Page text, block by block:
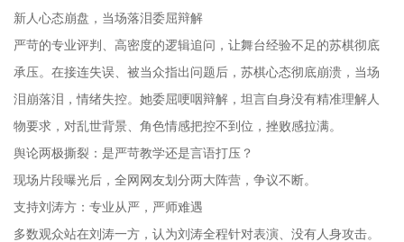
新人心态崩盘，当场落泪委屈辩解
严苛的专业评判、高密度的逻辑追问，让舞台经验不足的苏棋彻底
承压。在接连失误、被当众指出问题后，苏棋心态彻底崩溃，当场
泪崩落泪，情绪失控。她委屈哽咽辩解，坦言自身没有精准理解人
物要求，对乱世背景、角色情感把控不到位，挫败感拉满。
舆论两极撕裂：是严苛教学还是言语打压？
现场片段曝光后，全网网友划分两大阵营，争议不断。
支持刘涛方：专业从严，严师难遇
多数观众站在刘涛一方，认为刘涛全程针对表演、没有人身攻击。